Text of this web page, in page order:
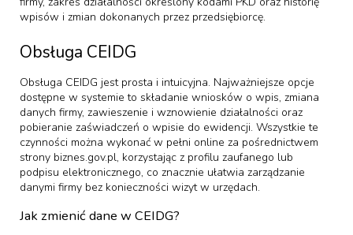
wpisów i zmian dokonanych przez przedsiębiorcę.
Obsługa CEIDG
Obsługa CEIDG jest prosta i intuicyjna. Najważniejsze opcje
dostępne w systemie to składanie wniosków o wpis, zmiana
danych firmy, zawieszenie i wznowienie działalności oraz
pobieranie zaświadczeń o wpisie do ewidencji. Wszystkie te
czynności można wykonać w pełni online za pośrednictwem
strony biznes.gov.pl, korzystając z profilu zaufanego lub
podpisu elektronicznego, co znacznie ułatwia zarządzanie
danymi firmy bez konieczności wizyt w urzędach.
Jak zmienić dane w CEIDG?